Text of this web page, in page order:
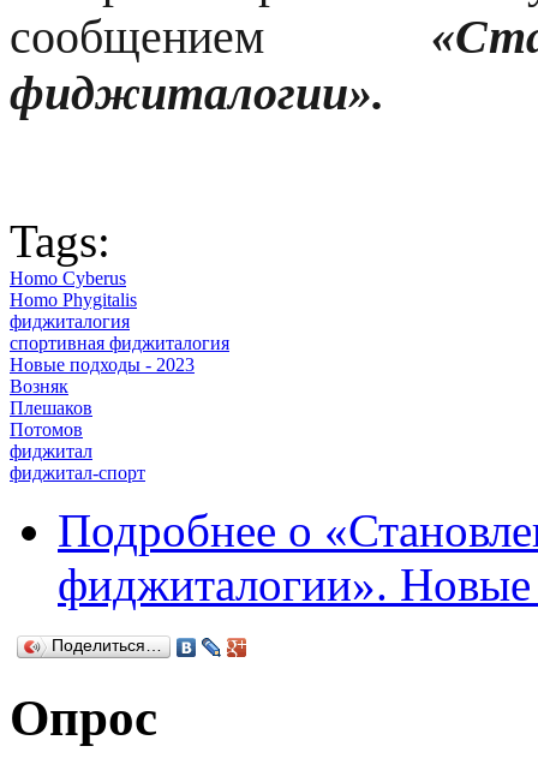
сообщением
фиджиталогии».
Tags:
Homo Cyberus
Homo Phygitalis
фиджиталогия
спортивная фиджиталогия
Новые подходы - 2023
Возняк
Плешаков
Потомов
фиджитал
фиджитал-спорт
Подробнее о
фиджиталогии».
Поделиться…
Опрос